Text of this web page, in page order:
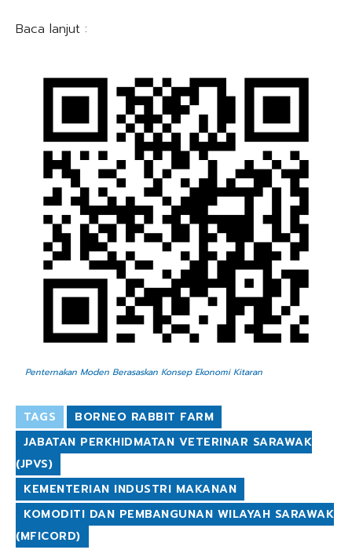
Baca lanjut :
Penternakan Moden Berasaskan Konsep Ekonomi Kitaran
TAGS
BORNEO RABBIT FARM
JABATAN PERKHIDMATAN VETERINAR SARAWAK
(JPVS)
KEMENTERIAN INDUSTRI MAKANAN
KOMODITI DAN PEMBANGUNAN WILAYAH SARAWAK
(MFICORD)